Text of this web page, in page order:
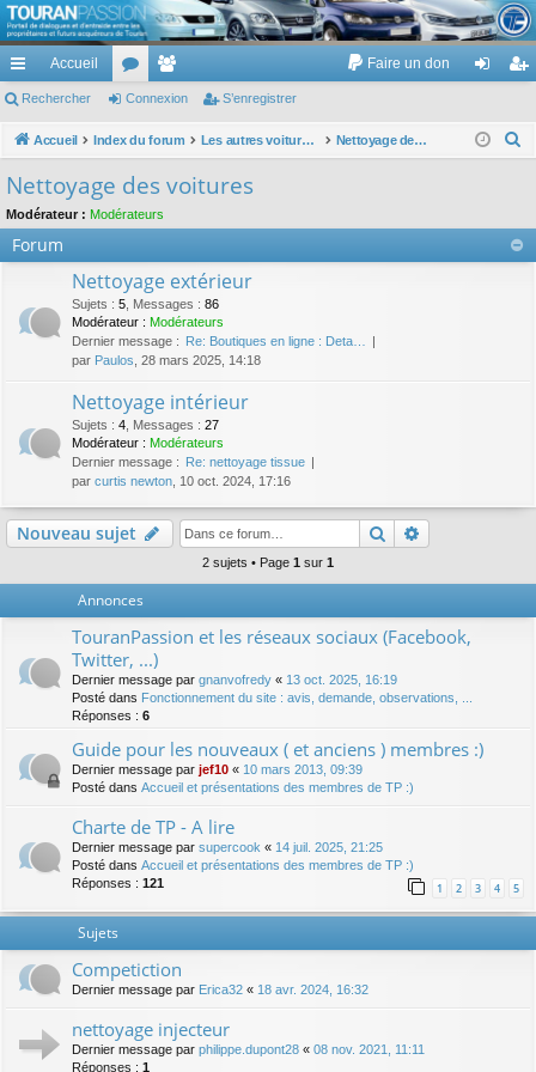
TouranPassion
Le forum des propriétaires ou futurs acquéreurs du Volkswagen Touran
cc
ès
pi
de
Accueil
or
u
e
m
Faire un don
ne nr
re
Rechercher Connexion S’enregistrer
Accueil Index du forum Les autres voitures et ce qui touche à la voiture Nettoyage des voitures
Nettoyage des voitures
Modérateur : Modérateurs
Forum
Nettoyage extérieur
Sujets : 5 Messages : 86
Modérateur : Modérateurs
Dernier message : Re: Boutiques en ligne : Deta…
par Paulos , 28 mars 2025, 14:18
Nettoyage intérieur
Sujets : 4 Messages : 27
Modérateur : Modérateurs
Dernier message : Re: nettoyage tissue
par curtis newton , 10 oct. 2024, 17:16
Nouveau sujet Rechercher
2 sujets • Page 1 sur 1
Annonces
TouranPassion et les réseaux sociaux (Facebook,
Twitter, ...)
Dernier message par gnanvofredy « 13 oct. 2025, 16:19
Posté dans Fonctionnement du site : avis, demande, observations, ...
Réponses : 6
Guide pour les nouveaux ( et anciens ) membres :)
Dernier message par jef10 « 10 mars 2013, 09:39
Posté dans Accueil et présentations des membres de TP :)
Charte de TP - A lire
Dernier message par supercook « 14 juil. 2025, 21:25
Posté dans Accueil et présentations des membres de TP :)
Réponses : 121 1 2 3 4 5
Sujets
Competiction
Dernier message par Erica32 « 18 avr. 2024, 16:32
nettoyage injecteur
Dernier message par philippe.dupont28 « 08 nov. 2021, 11:11
Réponses : 1